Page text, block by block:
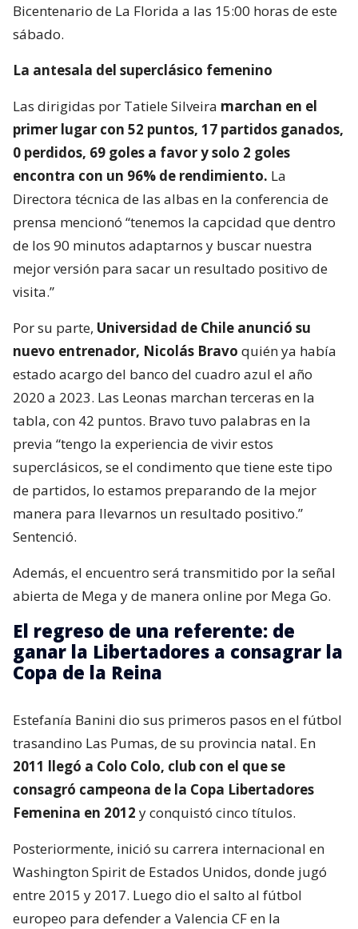
Bicentenario de La Florida a las 15:00 horas de este
sábado.
La antesala del superclásico femenino
Las dirigidas por Tatiele Silveira marchan en el
primer lugar con 52 puntos, 17 partidos ganados,
0 perdidos, 69 goles a favor y solo 2 goles
encontra con un 96% de rendimiento. La
Directora técnica de las albas en la conferencia de
prensa mencionó “tenemos la capcidad que dentro
de los 90 minutos adaptarnos y buscar nuestra
mejor versión para sacar un resultado positivo de
visita.”
Por su parte, Universidad de Chile anunció su
nuevo entrenador, Nicolás Bravo quién ya había
estado acargo del banco del cuadro azul el año
2020 a 2023. Las Leonas marchan terceras en la
tabla, con 42 puntos. Bravo tuvo palabras en la
previa “tengo la experiencia de vivir estos
superclásicos, se el condimento que tiene este tipo
de partidos, lo estamos preparando de la mejor
manera para llevarnos un resultado positivo.”
Sentenció.
Además, el encuentro será transmitido por la señal
abierta de Mega y de manera online por Mega Go.
El regreso de una referente: de
ganar la Libertadores a consagrar la
Copa de la Reina
Estefanía Banini dio sus primeros pasos en el fútbol
trasandino Las Pumas, de su provincia natal. En
2011 llegó a Colo Colo, club con el que se
consagró campeona de la Copa Libertadores
Femenina en 2012 y conquistó cinco títulos.
Posteriormente, inició su carrera internacional en
Washington Spirit de Estados Unidos, donde jugó
entre 2015 y 2017. Luego dio el salto al fútbol
europeo para defender a Valencia CF en la